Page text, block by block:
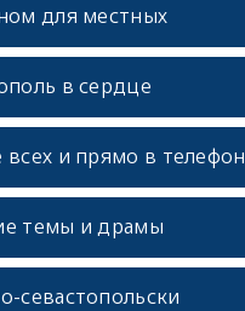
для местных
в сердце
всех и прямо в телефон
темы и драмы
севастопольски